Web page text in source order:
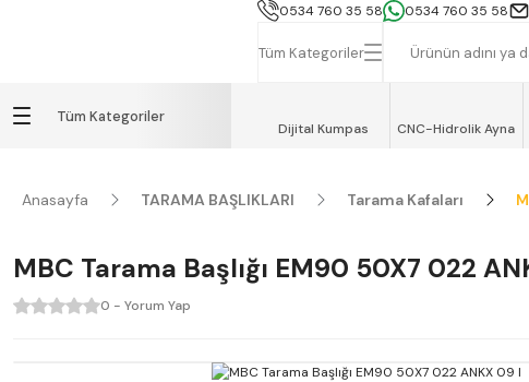
İSTANBUL, TEKİRDAĞ ve GEBZE İÇİN
0534 760 35 58 0534 760 35 58
Tüm Kategoriler
Tüm Kategoriler
Dijital Kumpas CNC-Hidrolik Ayna
Anasayfa TARAMA BAŞLIKLARI Tarama Kafaları
MBC Tarama Başlığı EM90 50X7 022
0 - Yorum Yap